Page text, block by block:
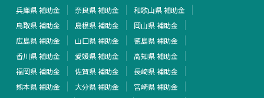
兵庫県 補助金
奈良県 補助金
和歌山県 補助金
鳥取県 補助金
島根県 補助金
岡山県 補助金
広島県 補助金
山口県 補助金
徳島県 補助金
香川県 補助金
愛媛県 補助金
高知県 補助金
福岡県 補助金
佐賀県 補助金
長崎県 補助金
熊本県 補助金
大分県 補助金
宮崎県 補助金